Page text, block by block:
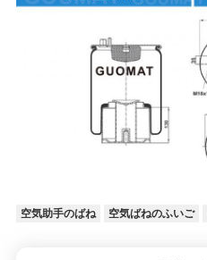
図空気助手のばね 空気ばねのふいご